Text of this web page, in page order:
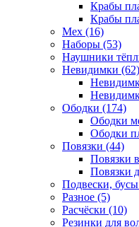
Крабы
Крабы
Мех (16)
Наборы (53)
Наушники
Невидимки (62)
Ободки (174)
Ободки
Ободки
Повязки (44)
Повязки
Повязки
Подвески,
Разное (5)
Расчёски (10)
Резинки для